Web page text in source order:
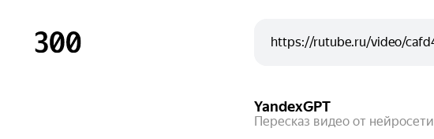
YandexGPT
Пересказ видео от нейросети